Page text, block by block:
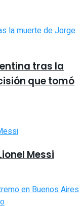
tras la
que tomó
Messi